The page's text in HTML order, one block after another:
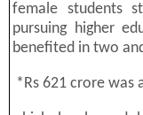
female students
pursuing higher
benefited in two
*Rs 621 crore was